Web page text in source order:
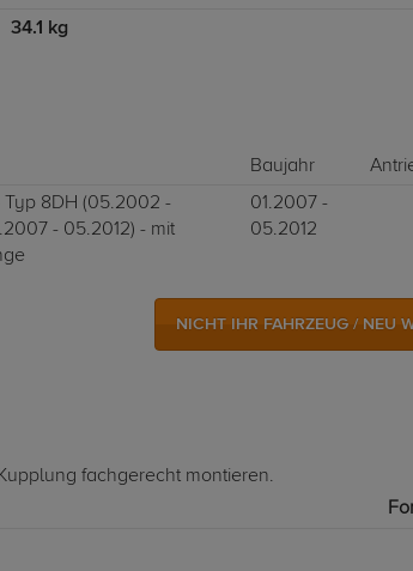
34.1 kg
Baujahr
Typ 8DH (05.2002 -
- 05.2012) - mit
01.2007 -
05.2012
NICHT IHR FAHRZEUG / NEU
fachgerecht montieren.